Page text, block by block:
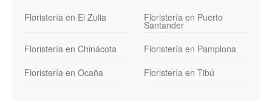
Floristería en El Zulia Floristería en Puerto
Santander
Floristería en Chinácota
Floristería en Pamplona
Floristería en Ocaña
Floristería en Tibú